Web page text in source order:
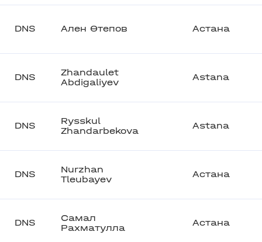
DNS Ален Өтепов Астана
DNS
Zhandaulet
Abdigaliyev
Astana
DNS
Rysskul
Zhandarbekova
Astana
DNS
Nurzhan
Tleubayev
Астана
DNS
Самал
Рахматулла
Астана